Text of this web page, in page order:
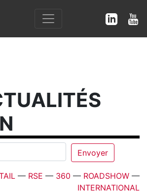
— RSE — 360 — ROADSHOW —
INTERNATIONAL